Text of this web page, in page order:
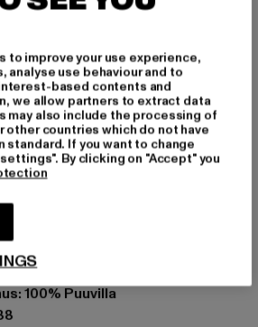
ja on monipuolisesti
se korkeavyötäröisiin farkkuihin,
shortseihin – se on
arkipäivän tyyleihin.
Vapaa-aika, Rento, Rento,
kaula-aukko
100% Puuvilla
to improve your use experience,
analyse use behaviour and to
based contents and
we allow partners to extract data
may also include the processing of
other countries which do not have
standard. If you want to change
By clicking on "Accept" you